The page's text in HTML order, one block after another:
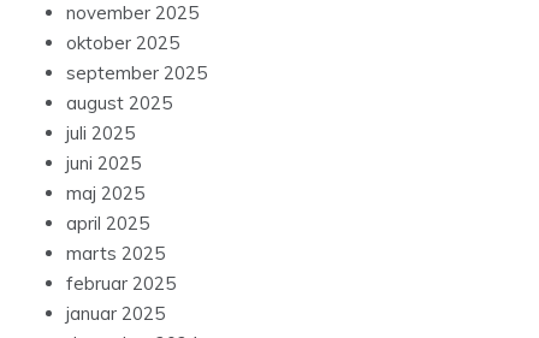
november 2025
oktober 2025
september 2025
august 2025
juli 2025
juni 2025
maj 2025
april 2025
marts 2025
februar 2025
januar 2025